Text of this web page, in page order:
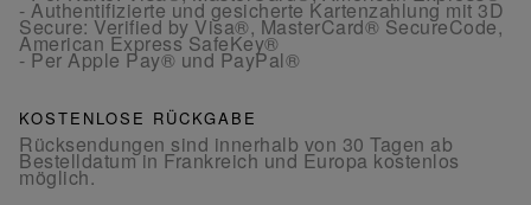
- Authentifizierte und gesicherte Kartenzahlung mit 3D
Secure: Verified by Visa®, MasterCard® SecureCode,
American Express SafeKey®
- Per Apple Pay® und PayPal®
KOSTENLOSE RÜCKGABE
Rücksendungen sind innerhalb von 30 Tagen ab
Bestelldatum in Frankreich und Europa kostenlos
möglich.